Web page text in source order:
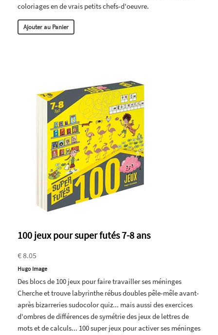
coloriages en de vrais petits chefs-d'oeuvre.
Ajouter au Panier
100 jeux pour super futés 7-8 ans
€ 8.05
Hugo Image
Des blocs de 100 jeux pour faire travailler ses méninges
Cherche et trouve labyrinthe rébus doubles pêle-mêle avant-
après bizarreries sudocolor quiz... mais aussi des exercices
d'ombres de différences de symétrie des jeux de lettres de
mots et de calculs... 100 super jeux pour activer ses méninges